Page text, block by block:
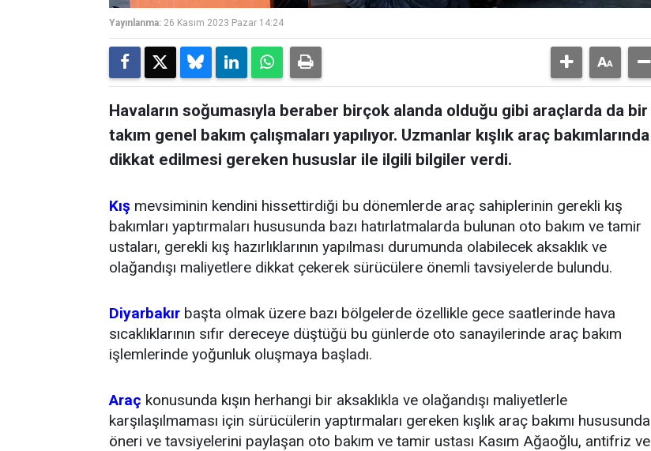
Yayınlanma: 26 Kasım 2023 Pazar 14:24
Havaların soğumasıyla beraber birçok alanda olduğu gibi araçlarda da bir
takım genel bakım çalışmaları yapılıyor. Uzmanlar kışlık araç bakımlarında
dikkat edilmesi gereken hususlar ile ilgili bilgiler verdi.
Kış mevsiminin kendini hissettirdiği bu dönemlerde araç sahiplerinin gerekli kış
bakımları yaptırmaları hususunda bazı hatırlatmalarda bulunan oto bakım ve tamir
ustaları, gerekli kış hazırlıklarının yapılması durumunda olabilecek aksaklık ve
olağandışı maliyetlere dikkat çekerek sürücülere önemli tavsiyelerde bulundu.
Diyarbakır başta olmak üzere bazı bölgelerde özellikle gece saatlerinde hava
sıcaklıklarının sıfır dereceye düştüğü bu günlerde oto sanayilerinde araç bakım
işlemlerinde yoğunluk oluşmaya başladı.
Araç konusunda kışın herhangi bir aksaklıkla ve olağandışı maliyetlerle
karşılaşılmaması için sürücülerin yaptırmaları gereken kışlık araç bakımı hususunda
öneri ve tavsiyelerini paylaşan oto bakım ve tamir ustası Kasım Ağaoğlu, antifriz ve